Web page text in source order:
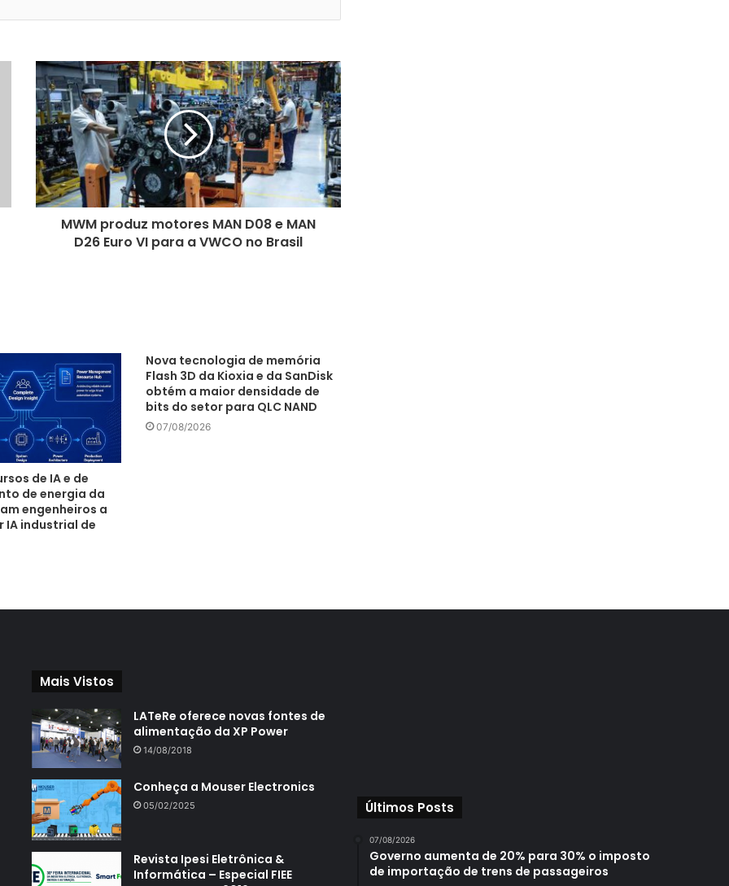
MWM produz motores MAN D08 e MAN
D26 Euro VI para a VWCO no Brasil
de IA e de
de energia da
engenheiros a
IA industrial de
Nova tecnologia de memória
Flash 3D da Kioxia e da SanDisk
obtém a maior densidade de
bits do setor para QLC NAND
07/08/2026
Mais Vistos
LATeRe oferece novas fontes de
alimentação da XP Power
14/08/2018
Conheça a Mouser Electronics
05/02/2025
Revista Ipesi Eletrônica &
Informática – Especial FIEE
Últimos Posts
07/08/2026
Governo aumenta de 20% para 30% o imposto
de importação de trens de passageiros